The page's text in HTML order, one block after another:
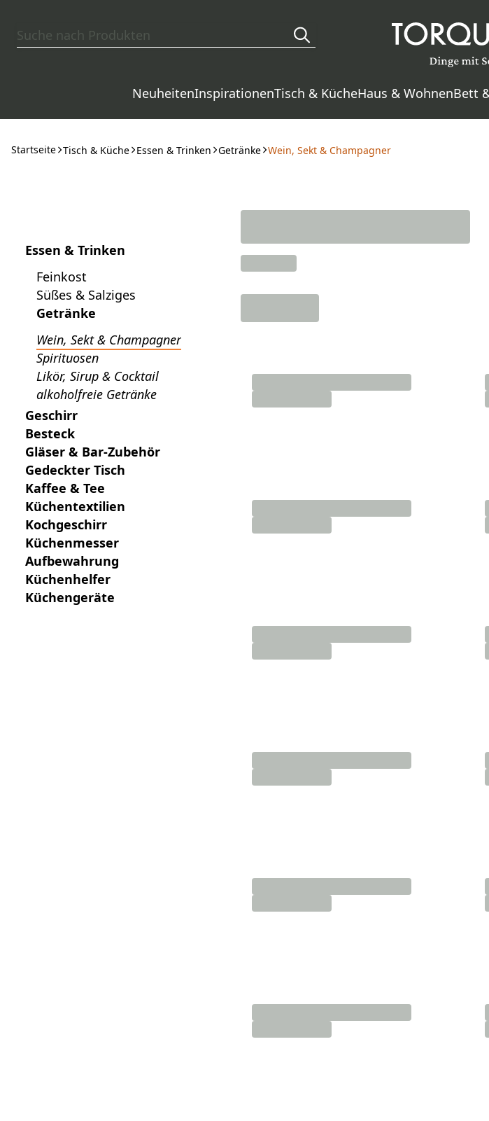
NeuheitenInspirationenTisch & KücheHaus & WohnenBett
Startseite Tisch & Küche Essen & Trinken Getränke Wein, Sekt & Champagner
Essen & Trinken
Feinkost
Süßes & Salziges
Getränke
Wein, Sekt & Champagner
Spirituosen
Likör, Sirup & Cocktail
alkoholfreie Getränke
Geschirr
Besteck
Gläser & Bar-Zubehör
Gedeckter Tisch
Kaffee & Tee
Küchentextilien
Kochgeschirr
Küchenmesser
Aufbewahrung
Küchenhelfer
Küchengeräte